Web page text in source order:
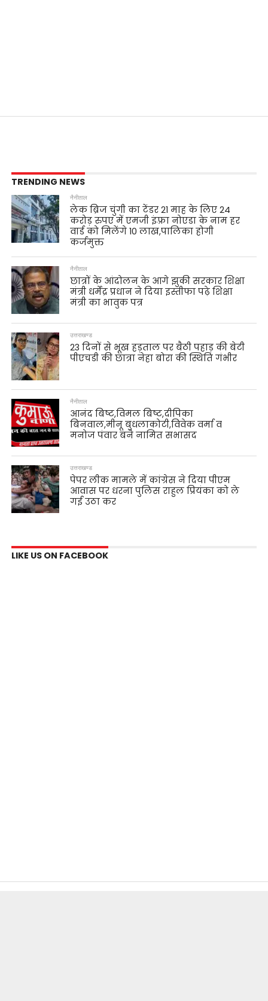
TRENDING NEWS
नैनीताल
लेक ब्रिज चुंगी का टेंडर 21 माह के लिए 24
करोड़ रुपए में एमजी इंफ़्रा नोएडा के नाम हर
वार्ड को मिलेंगे 10 लाख,पालिका होगी
कर्जमुक्त
नैनीताल
छात्रों के आंदोलन के आगे झुकी सरकार शिक्षा
मंत्री धर्मेंद्र प्रधान ने दिया इस्तीफा पढ़े शिक्षा
मंत्री का भावुक पत्र
उत्तराखण्ड
23 दिनों से भूख हड़ताल पर बैठी पहाड़ की बेटी
पीएचडी की छात्रा नेहा बोरा की स्थिति गंभीर
नैनीताल
आनंद बिष्ट,विमल बिष्ट,दीपिका
बिनवाल,मीनू बुधलाकोटी,विवेक वर्मा व
मनोज पंवार बने नामित सभासद
उत्तराखण्ड
पेपर लीक मामले में कांग्रेस ने दिया पीएम
आवास पर धरना पुलिस राहुल प्रियंका को ले
गई उठा कर
LIKE US ON FACEBOOK